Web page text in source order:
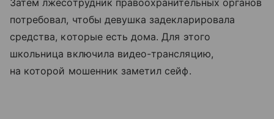
Затем лжесотрудник правоохранительных органов
потребовал, чтобы девушка задекларировала
средства, которые есть дома. Для этого
школьница включила видео-трансляцию,
на которой мошенник заметил сейф.